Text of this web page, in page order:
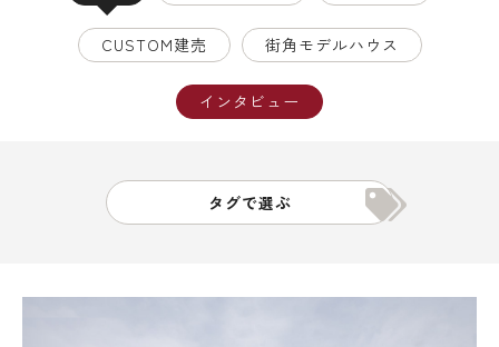
CUSTOM建売 街角モデルハウス
インタビュー
タグで選ぶ